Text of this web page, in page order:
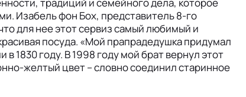
традиций и семейного дела, которое
Изабель фон Бох, представитель 8-го
для нее этот сервиз самый любимый и
посуда. «Мой прапрадедушка придумал
1830 году. В 1998 году мой брат вернул этот
желтый цвет – словно соединил старинное